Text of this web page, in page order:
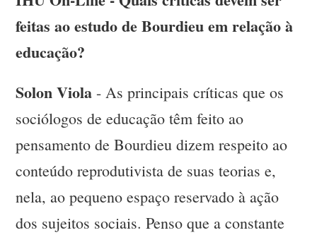
feitas ao estudo de Bourdieu em relação à
educação?
Solon Viola - As principais críticas que os
sociólogos de educação têm feito ao
pensamento de Bourdieu dizem respeito ao
conteúdo reprodutivista de suas teorias e,
nela, ao pequeno espaço reservado à ação
dos sujeitos sociais. Penso que a constante